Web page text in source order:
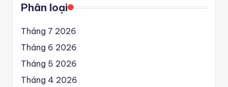
Phân loại
Tháng 7 2026
Tháng 6 2026
Tháng 5 2026
Tháng 4 2026